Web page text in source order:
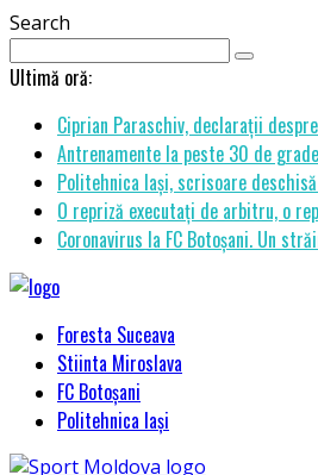
Search
Ultimă oră:
Ciprian Paraschiv, declarații
Antrenamente la peste 30 de
Politehnica Iași, scrisoare
O repriză executați de arbitru, o
Coronavirus la FC Botoșani. Un
Foresta Suceava
Stiinta Miroslava
FC Botoșani
Politehnica Iași